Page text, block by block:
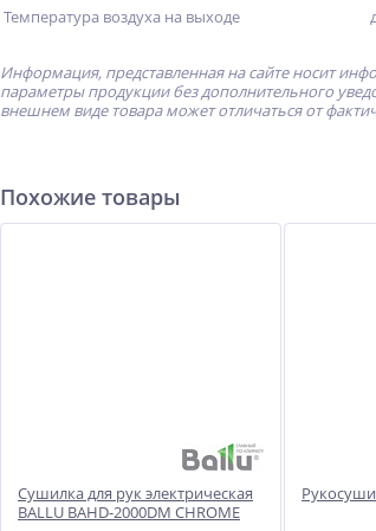
Температура воздуха на выходе
Информация, представленная на сайте носит
параметры продукции без дополнительного
внешнем виде товара может отличаться от
Похожие товары
Сушилка для рук электрическая
BALLU BAHD-2000DM CHROME